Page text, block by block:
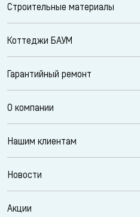
Строительные материалы
Коттеджи БАУМ
Гарантийный ремонт
О компании
Нашим клиентам
Новости
Акции